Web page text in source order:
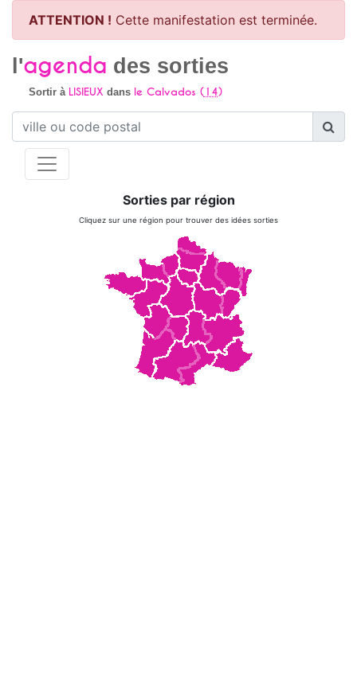
ATTENTION ! Cette manifestation est terminée.
l'agenda des sorties
Sortir à LISIEUX dans le Calvados (14)
Sorties par région
Cliquez sur une région pour trouver des idées sorties